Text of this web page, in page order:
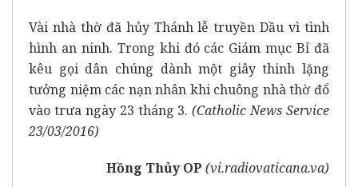
Vài nhà thờ đã hủy Thánh lễ truyền Dầu vì tình
hình an ninh. Trong khi đó các Giám mục Bỉ đã
kêu gọi dân chúng dành một giây thinh lặng
tưởng niệm các nạn nhân khi chuông nhà thờ đổ
vào trưa ngày 23 tháng 3.(Catholic News Service
23/03/2016)
Hồng Thủy OP (vi.radiovaticana.va)